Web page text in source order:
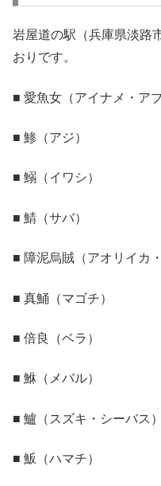
岩屋道の駅（兵庫県淡路
おりです。
■ 愛魚女（アイナメ・アブ
■ 鯵（アジ）
■ 鰯（イワシ）
■ 鯖（サバ）
■ 障泥烏賊（アオリイカ
■ 真鯒（マゴチ）
■ 倍良（ベラ）
■ 鮴（メバル）
■ 鱸（スズキ・シーバス）
■ 魬（ハマチ）